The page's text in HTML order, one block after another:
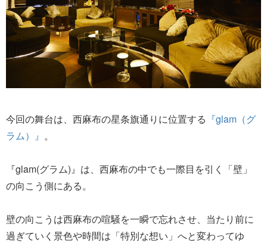
今回の舞台は、西麻布の星条旗通りに位置する 『glam（グ
ラム）』 。
『glam(グラム)』は、西麻布の中でも一際目を引く「壁」
の向こう側にある。
壁の向こうは西麻布の喧騒を一瞬で忘れさせ、当たり前に
過ぎていく景色や時間は「特別な想い」へと変わってゆ